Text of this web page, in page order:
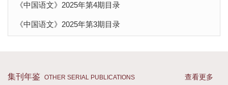
《中国语文》2025年第4期目录
《中国语文》2025年第3期目录
集刊年鉴 OTHER SERIAL PUBLICATIONS 查看更多